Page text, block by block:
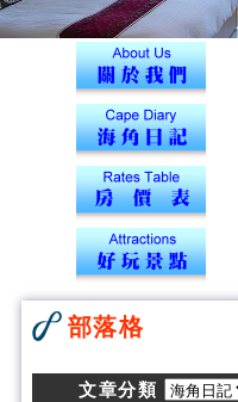
部落格
文章分類